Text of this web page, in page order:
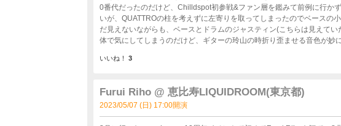
0番代だったのだけど、Chilldspot初参戦&ファン層を鑑みて前例に行か
いが、QUATTROの柱を考えずに左寄りを取ってしまったのでベースの
だ見えないながらも、ベースとドラムのジャスティン(こちらは見えて
体で気にしてしまうのだけど、ギターの玲山の時折り歪ませる音色が妙にカッコを良
いのに骨太な演奏をしていたなと感じた。 あざとくて何が〜でBGMにかかるメロディアスな曲だけでなく、ハードな曲
表していけば、直ぐにzepp→LINECUBEへの道のりも近いのではないかな。 CLUB QUATTROがSOLD OUTをし、
がフラミンゴやクラッピンクやジャンプ、声を出して歌う雰囲気はコロ
いたかな。 マスクをしない人も半分近くいて、声出しは解除になって
いいね！ 3
Furui Riho @ 恵比寿LIQUIDROOM(東京都)
2023/05/07 (日) 17:00開演